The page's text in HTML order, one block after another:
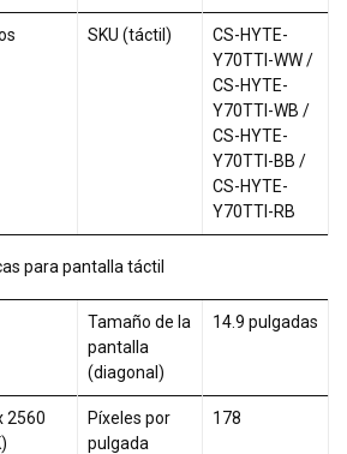
SKU (táctil)
CS-HYTE-
Y70TTI-WW /
CS-HYTE-
Y70TTI-WB /
CS-HYTE-
Y70TTI-BB /
CS-HYTE-
Y70TTI-RB
para pantalla táctil
Tamaño de la
pantalla
(diagonal)
14.9 pulgadas
2560
Píxeles por
pulgada
178